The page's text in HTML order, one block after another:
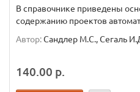
В справочнике приведены
содержанию проектов
Автор:Сандлер М.С., Сегаль
140.00 р.